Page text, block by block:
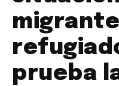
prueba